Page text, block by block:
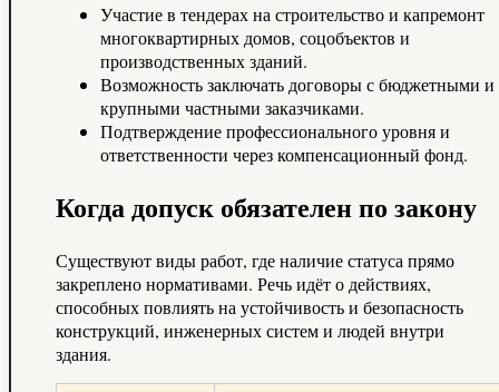
Участие в тендерах на строительство и капремонт
многоквартирных домов, соцобъектов и
производственных зданий.
Возможность заключать договоры с бюджетными и
крупными частными заказчиками.
Подтверждение профессионального уровня и
ответственности через компенсационный фонд.
Когда допуск обязателен по закону
Существуют виды работ, где наличие статуса прямо
закреплено нормативами. Речь идёт о действиях,
способных повлиять на устойчивость и безопасность
конструкций, инженерных систем и людей внутри
здания.